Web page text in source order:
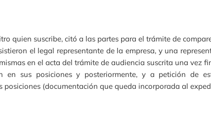
quien suscribe, citó a las partes para el trámite de
el legal representante de la empresa, y una
en el acta del trámite de audiencia suscrita una vez
en sus posiciones y posteriormente, y a petición de
(documentación que queda incorporada al